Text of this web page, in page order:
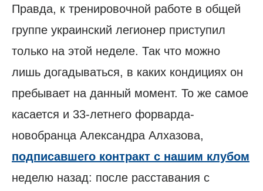
Правда, к тренировочной работе в общей
группе украинский легионер приступил
только на этой неделе. Так что можно
лишь догадываться, в каких кондициях он
пребывает на данный момент. То же самое
касается и 33-летнего форварда-
новобранца Александра Алхазова,
подписавшего контракт с нашим клубом
неделю назад: после расставания с